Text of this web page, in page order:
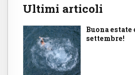
Ultimi articoli
Buona
settembre!